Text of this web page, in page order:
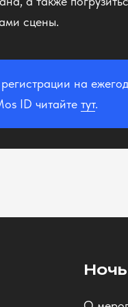
сцены.
на
ID читайте тут.